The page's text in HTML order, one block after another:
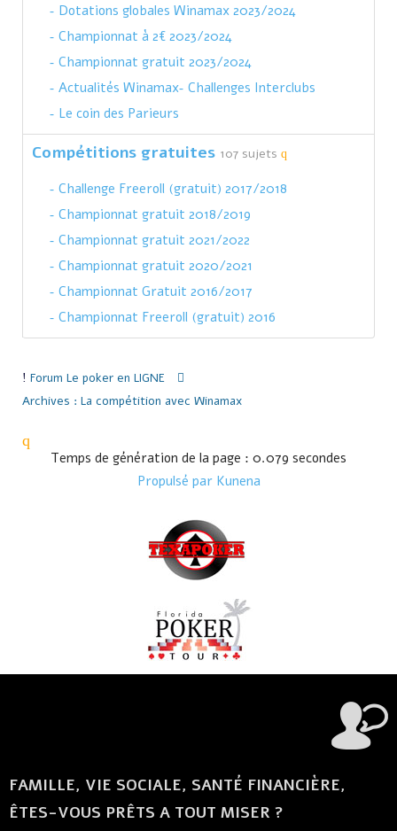
Dotations globales Winamax 2023/2024
Championnat à 2€ 2023/2024
Championnat gratuit 2023/2024
Actualités Winamax Challenges Interclubs
Le coin des Parieurs
Compétitions gratuites 107 sujets
Challenge Freeroll (gratuit) 2017/2018
Championnat gratuit 2018/2019
Championnat gratuit 2021/2022
Championnat gratuit 2020/2021
Championnat Gratuit 2016/2017
Championnat Freeroll (gratuit) 2016
Forum Le poker en LIGNE
Archives : La compétition avec Winamax
Temps de génération de la page : 0.079 secondes
Propulsé par Kunena
FAMILLE, VIE SOCIALE, SANTÉ FINANCIÈRE,
ÊTES-VOUS PRÊTS A TOUT MISER ?